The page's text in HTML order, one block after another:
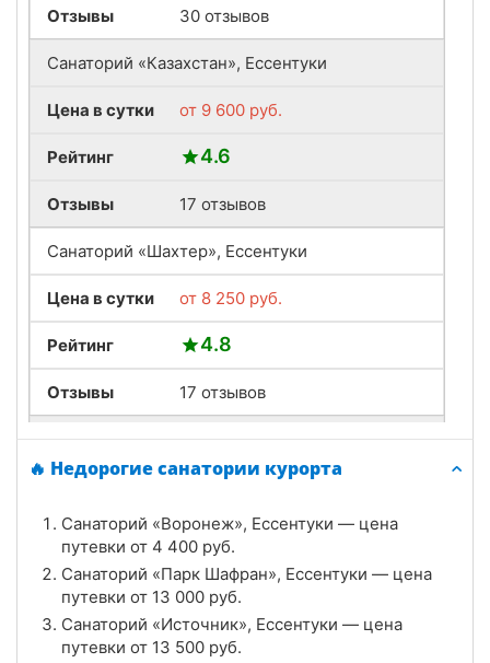
Отзывы 30 отзывов
Санаторий «Казахстан», Ессентуки
Цена в сутки от 9 600 руб.
Рейтинг 4.6
Отзывы 17 отзывов
Санаторий «Шахтер», Ессентуки
Цена в сутки от 8 250 руб.
Рейтинг 4.8
Отзывы 17 отзывов
Санаторий «Сеченова», Ессентуки
Рейтинг 4.6
Отзывы 28 отзывов
Санаторий «Источник», Ессентуки
🔥 Недорогие санатории курорта
Санаторий «Воронеж», Ессентуки — цена
путевки от 4 400 руб.
Санаторий «Парк Шафран», Ессентуки — цена
путевки от 13 000 руб.
Санаторий «Источник», Ессентуки — цена
путевки от 13 500 руб.